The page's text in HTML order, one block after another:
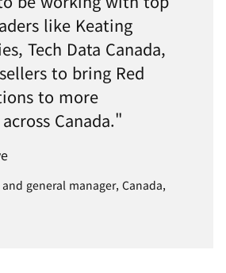
like Keating
Tech Data Canada,
to bring Red
to more
Canada."
general manager, Canada,